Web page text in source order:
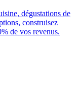
dégustations de
construisez
de vos revenus.